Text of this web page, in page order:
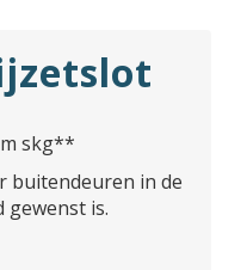
skg**
buitendeuren in de
gewenst is.